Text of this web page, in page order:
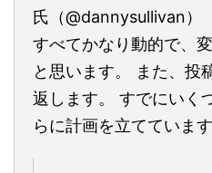
氏（@dannysullivan）
すべてかなり動的で、
と思います。 また、投
返します。 すでにいく
らに計画を立てていま